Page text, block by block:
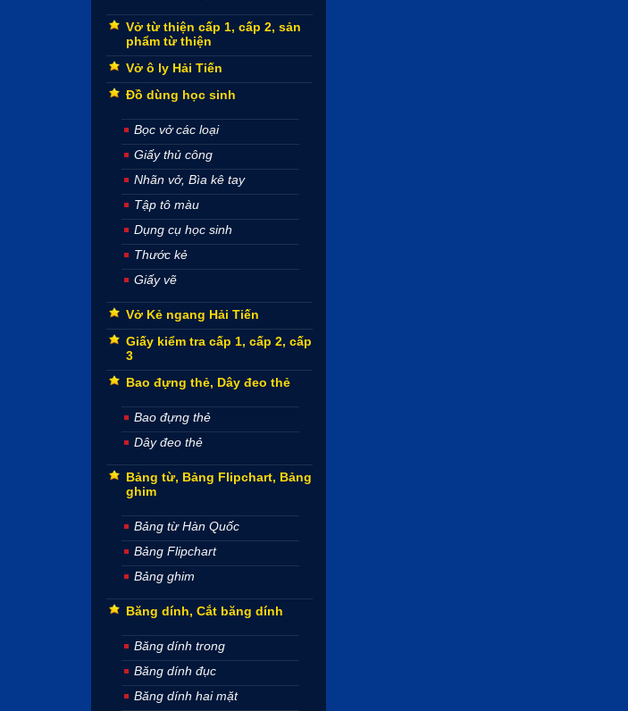
Vở từ thiện cấp 1, cấp 2, sản
phẩm từ thiện
Vở ô ly Hải Tiến
Đồ dùng học sinh
Bọc vở các loại
Giấy thủ công
Nhãn vở, Bìa kê tay
Tập tô màu
Dụng cụ học sinh
Thước kẻ
Giấy vẽ
Vở Kẻ ngang Hải Tiến
Giấy kiểm tra cấp 1, cấp 2, cấp
3
Bao đựng thẻ, Dây đeo thẻ
Bao đựng thẻ
Dây đeo thẻ
Bảng từ, Bảng Flipchart, Bảng
ghim
Bảng từ Hàn Quốc
Bảng Flipchart
Bảng ghim
Băng dính, Cắt băng dính
Băng dính trong
Băng dính đục
Băng dính hai mặt